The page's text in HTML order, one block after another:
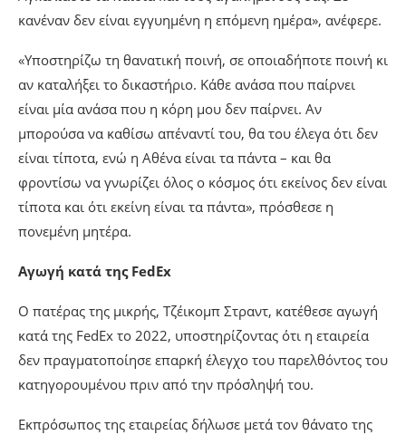
κανέναν δεν είναι εγγυημένη η επόμενη ημέρα», ανέφερε.
«Υποστηρίζω τη θανατική ποινή, σε οποιαδήποτε ποινή κι
αν καταλήξει το δικαστήριο. Κάθε ανάσα που παίρνει
είναι μία ανάσα που η κόρη μου δεν παίρνει. Αν
μπορούσα να καθίσω απέναντί του, θα του έλεγα ότι δεν
είναι τίποτα, ενώ η Αθένα είναι τα πάντα – και θα
φροντίσω να γνωρίζει όλος ο κόσμος ότι εκείνος δεν είναι
τίποτα και ότι εκείνη είναι τα πάντα», πρόσθεσε η
πονεμένη μητέρα.
Αγωγή κατά της FedEx
Ο πατέρας της μικρής, Τζέικομπ Στραντ, κατέθεσε αγωγή
κατά της FedEx το 2022, υποστηρίζοντας ότι η εταιρεία
δεν πραγματοποίησε επαρκή έλεγχο του παρελθόντος του
κατηγορουμένου πριν από την πρόσληψή του.
Εκπρόσωπος της εταιρείας δήλωσε μετά τον θάνατο της